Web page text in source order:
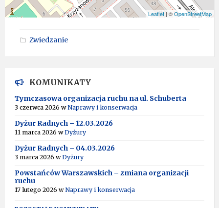
Leaflet | ©OpenStreetMap
Zwiedzanie
KOMUNIKATY
Tymczasowa organizacja ruchu na ul. Schuberta
3 czerwca 2026 wNaprawy i konserwacja
Dyżur Radnych – 12.03.2026
11 marca 2026 wDyżury
Dyżur Radnych – 04.03.2026
3 marca 2026 wDyżury
Powstańców Warszawskich – zmiana organizacji
ruchu
17 lutego 2026 wNaprawy i konserwacja